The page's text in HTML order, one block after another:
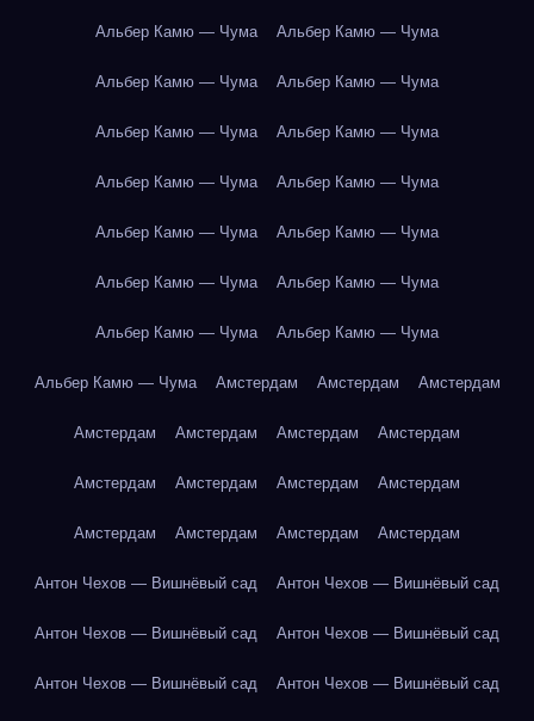
Альбер Камю — Чума Альбер Камю — Чума
Альбер Камю — Чума Альбер Камю — Чума
Альбер Камю — Чума Альбер Камю — Чума
Альбер Камю — Чума Альбер Камю — Чума
Альбер Камю — Чума Альбер Камю — Чума
Альбер Камю — Чума Альбер Камю — Чума
Альбер Камю — Чума Альбер Камю — Чума
Альбер Камю — Чума Амстердам Амстердам Амстердам
Амстердам Амстердам Амстердам Амстердам
Амстердам Амстердам Амстердам Амстердам
Амстердам Амстердам Амстердам Амстердам
Антон Чехов — Вишнёвый сад Антон Чехов — Вишнёвый сад
Антон Чехов — Вишнёвый сад Антон Чехов — Вишнёвый сад
Антон Чехов — Вишнёвый сад Антон Чехов — Вишнёвый сад